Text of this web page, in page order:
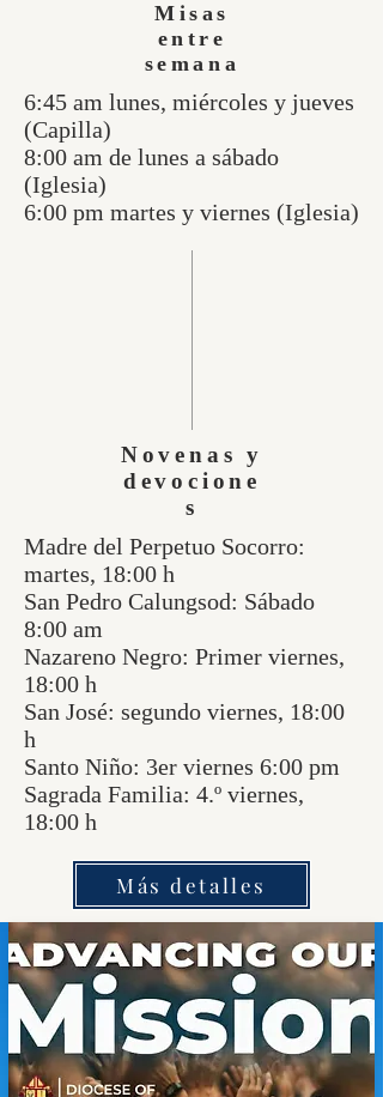
Misas
entre
semana
6:45 am lunes, miércoles y jueves
(Capilla)
8:00 am de lunes a sábado
(Iglesia)
6:00 pm martes y viernes (Iglesia)
Novenas y
devocione
s
Madre del Perpetuo Socorro:
martes, 18:00 h
San Pedro Calungsod: Sábado
8:00 am
Nazareno Negro: Primer viernes,
18:00 h
San José: segundo viernes, 18:00
h
Santo Niño: 3er viernes 6:00 pm
Sagrada Familia: 4.º viernes,
18:00 h
Más detalles